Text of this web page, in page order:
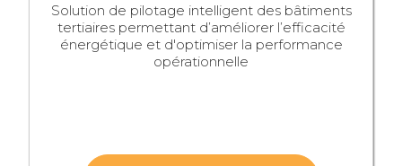
Solution de pilotage intelligent des bâtiments
tertiaires permettant d’améliorer l’efficacité
énergétique et d'optimiser la performance
opérationnelle